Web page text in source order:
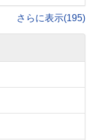
さらに表示(195)